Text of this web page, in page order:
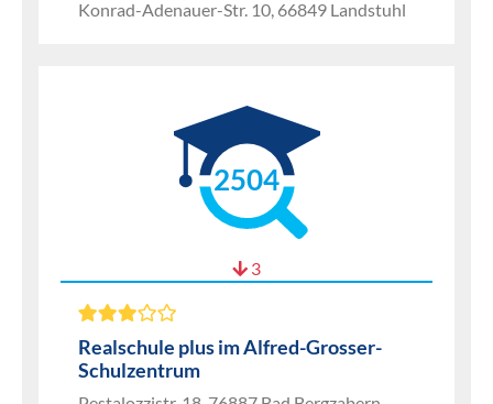
Konrad-Adenauer-Str. 10, 66849 Landstuhl
2504
3
Realschule plus im Alfred-Grosser-
Schulzentrum